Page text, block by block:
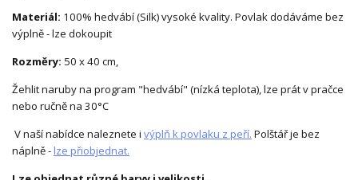
Materiál: 100% hedvábí (Silk) vysoké kvality. Povlak dodáváme bez
výplně - lze dokoupit
Rozměry: 50 x 40 cm,
Žehlit naruby na program "hedvábí" (nízká teplota), lze prát v pračce
nebo ručně na 30°C
V naší nabídce naleznete i výplň k povlaku z peří. Polštář je bez
náplně - lze přiobjednat.